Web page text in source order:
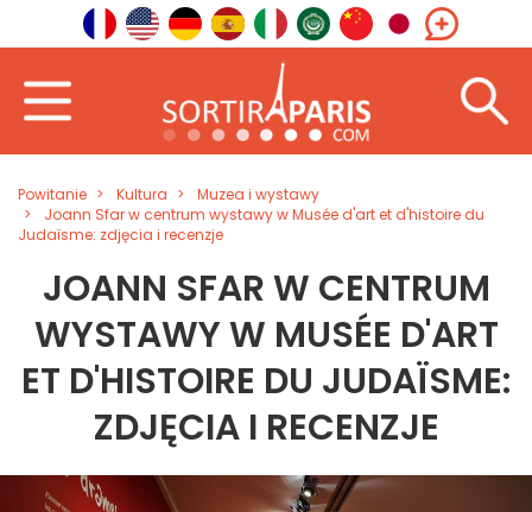
Powitanie Kultura
Muzea i wystawy
Joann Sfar w centrum wystawy w Musée d'art et d'histoire du
Judaïsme: zdjęcia i recenzje
JOANN SFAR W CENTRUM
WYSTAWY W MUSÉE D'ART
ET D'HISTOIRE DU JUDAÏSME:
ZDJĘCIA I RECENZJE